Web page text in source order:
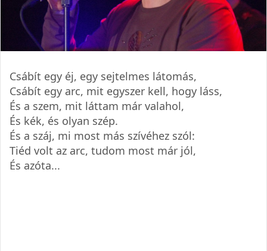
Csábít egy éj, egy sejtelmes látomás,
Csábít egy arc, mit egyszer kell, hogy láss,
És a szem, mit láttam már valahol,
És kék, és olyan szép.
És a száj, mi most más szívéhez szól:
Tiéd volt az arc, tudom most már jól,
És azóta...